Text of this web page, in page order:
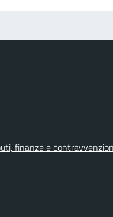
finanze e